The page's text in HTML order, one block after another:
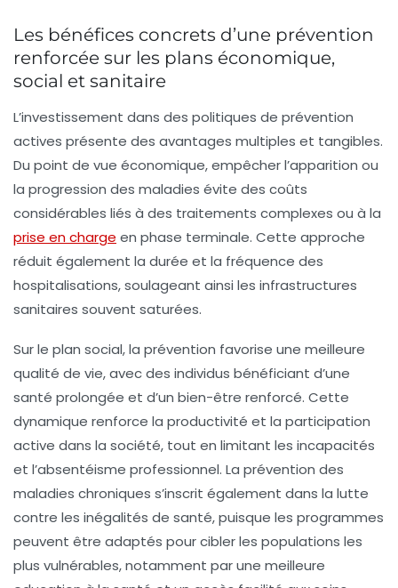
Les bénéfices concrets d’une prévention
renforcée sur les plans économique,
social et sanitaire
L’investissement dans des politiques de prévention
actives présente des avantages multiples et tangibles.
Du point de vue économique, empêcher l’apparition ou
la progression des maladies évite des coûts
considérables liés à des traitements complexes ou à la
prise en charge en phase terminale. Cette approche
réduit également la durée et la fréquence des
hospitalisations, soulageant ainsi les infrastructures
sanitaires souvent saturées.
Sur le plan social, la prévention favorise une meilleure
qualité de vie, avec des individus bénéficiant d’une
santé prolongée et d’un bien-être renforcé. Cette
dynamique renforce la productivité et la participation
active dans la société, tout en limitant les incapacités
et l’absentéisme professionnel. La prévention des
maladies chroniques s’inscrit également dans la lutte
contre les inégalités de santé, puisque les programmes
peuvent être adaptés pour cibler les populations les
plus vulnérables, notamment par une meilleure